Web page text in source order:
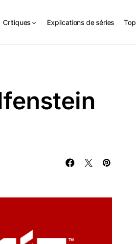
Critiques Explications de séries Top